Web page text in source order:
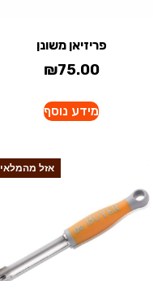
פריזיאן משונן
₪75.00
מידע נוסף
אזל מהמלאי